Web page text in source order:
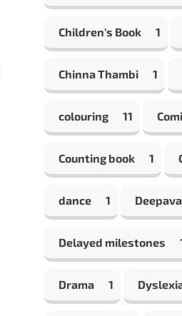
Children's Book 1
Chinna Thambi 1
colouring 11
Counting book 1
dance 1
Delayed milestones
Drama 1